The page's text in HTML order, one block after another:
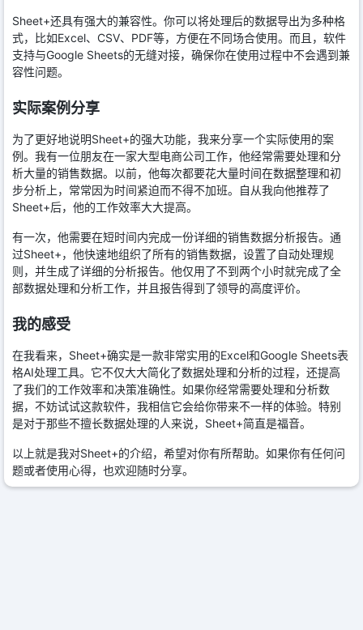
Sheet+还具有强大的兼容性。你可以将处理后的数据导出为多种格
式，比如Excel、CSV、PDF等，方便在不同场合使用。而且，软件
支持与Google Sheets的无缝对接，确保你在使用过程中不会遇到兼
容性问题。
实际案例分享
为了更好地说明Sheet+的强大功能，我来分享一个实际使用的案
例。我有一位朋友在一家大型电商公司工作，他经常需要处理和分
析大量的销售数据。以前，他每次都要花大量时间在数据整理和初
步分析上，常常因为时间紧迫而不得不加班。自从我向他推荐了
Sheet+后，他的工作效率大大提高。
有一次，他需要在短时间内完成一份详细的销售数据分析报告。通
过Sheet+，他快速地组织了所有的销售数据，设置了自动处理规
则，并生成了详细的分析报告。他仅用了不到两个小时就完成了全
部数据处理和分析工作，并且报告得到了领导的高度评价。
我的感受
在我看来，Sheet+确实是一款非常实用的Excel和Google Sheets表
格AI处理工具。它不仅大大简化了数据处理和分析的过程，还提高
了我们的工作效率和决策准确性。如果你经常需要处理和分析数
据，不妨试试这款软件，我相信它会给你带来不一样的体验。特别
是对于那些不擅长数据处理的人来说，Sheet+简直是福音。
以上就是我对Sheet+的介绍，希望对你有所帮助。如果你有任何问
题或者使用心得，也欢迎随时分享。